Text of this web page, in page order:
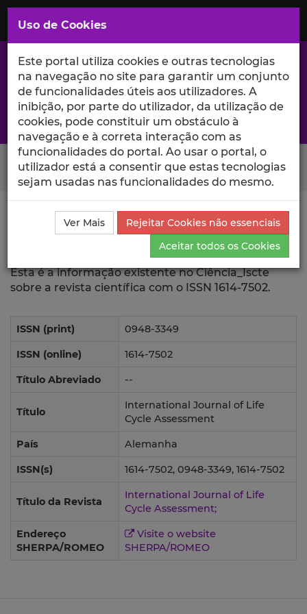
Saltar
para
Conteúdo
Principal
A excelência da investigação e ciência no Iscte
Search Button
Ciência_Iscte Revista Científica
Esta é a informação existente no Ciência_Iscte
sobre a revista científica com o ISSN 1614-7502.
ISSN (print) 0948-3349
ISSN (online) 1614-7502
Título Abreviado --
Título
International Journal of Life
Cycle Assessment
País Alemanha
ISSN(s) 1614-7502, 0948-3349, 1614-7502
Título da Revista
International Journal of Life
Cycle Assessment;
Endereço
SHERPA/ROMEO
Visite o website
SHERPA/ROMEO
Uso de Cookies
Este portal utiliza cookies e outras tecnologias
na navegação no site para garantir um conjunto
de funcionalidades úteis aos utilizadores. A
inibição, por parte do utilizador, da utilização de
cookies, pode constituir um obstáculo à
navegação e à correta interação com as
funcionalidades do portal. Ao usar o portal, o
utilizador está a consentir que estas tecnologias
sejam usadas nas funcionalidades do mesmo.
Ver Mais
Rejeitar Cookies não essenciais
Aceitar todos os Cookies